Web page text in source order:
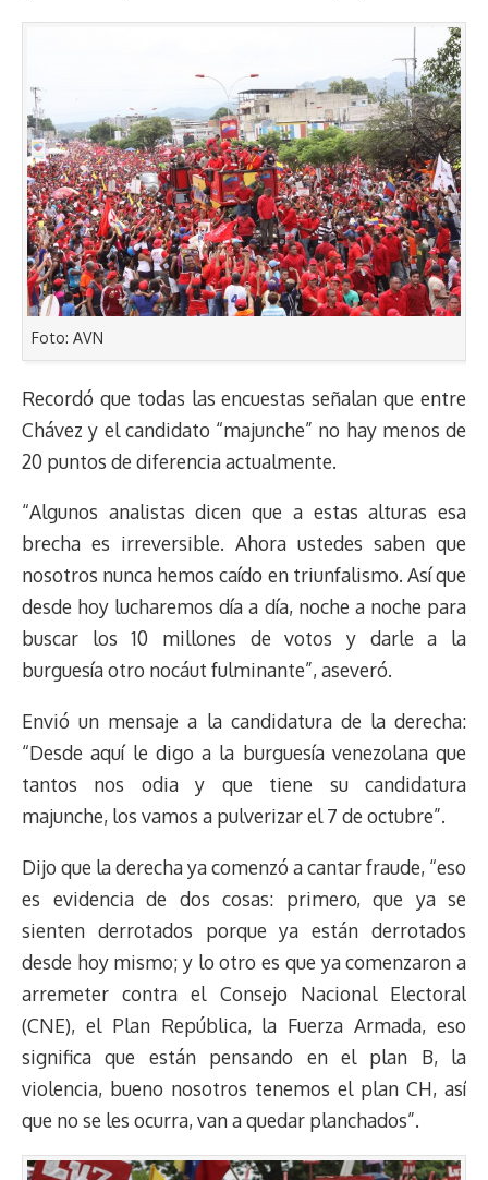
Foto: AVN
Recordó que todas las encuestas señalan que entre
Chávez y el candidato “majunche” no hay menos de
20 puntos de diferencia actualmente.
“Algunos analistas dicen que a estas alturas esa
brecha es irreversible. Ahora ustedes saben que
nosotros nunca hemos caído en triunfalismo. Así que
desde hoy lucharemos día a día, noche a noche para
buscar los 10 millones de votos y darle a la
burguesía otro nocáut fulminante”, aseveró.
Envió un mensaje a la candidatura de la derecha:
“Desde aquí le digo a la burguesía venezolana que
tantos nos odia y que tiene su candidatura
majunche, los vamos a pulverizar el 7 de octubre”.
Dijo que la derecha ya comenzó a cantar fraude, “eso
es evidencia de dos cosas: primero, que ya se
sienten derrotados porque ya están derrotados
desde hoy mismo; y lo otro es que ya comenzaron a
arremeter contra el Consejo Nacional Electoral
(CNE), el Plan República, la Fuerza Armada, eso
significa que están pensando en el plan B, la
violencia, bueno nosotros tenemos el plan CH, así
que no se les ocurra, van a quedar planchados”.